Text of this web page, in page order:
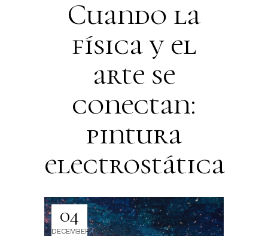
Cuando la
física y el
arte se
conectan:
pintura
electrostática
04
DECEMBER